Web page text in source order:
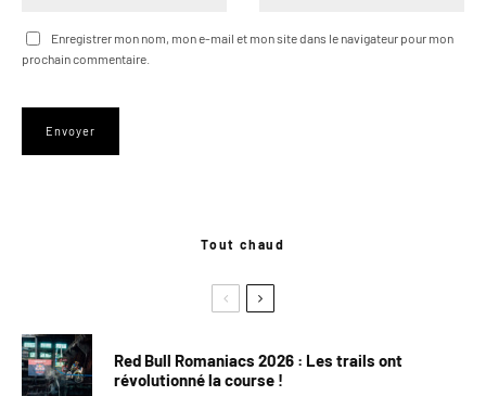
Enregistrer mon nom, mon e-mail et mon site dans le navigateur pour mon
prochain commentaire.
Tout chaud
Red Bull Romaniacs 2026 : Les trails ont
révolutionné la course !